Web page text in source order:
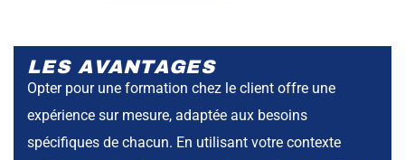
LES AVANTAGES
Opter pour une formation chez le client offre une
expérience sur mesure, adaptée aux besoins
spécifiques de chacun. En utilisant votre contexte